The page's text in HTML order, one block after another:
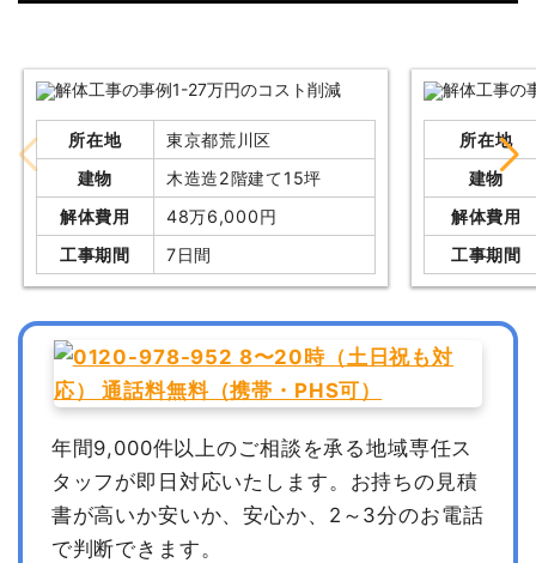
所在地
東京都荒川区
建物
木造造2階建て15坪
解体費用
48万6,000円
工事期間
7日間
所在地
建物
解体費用
工事期間
年間9,000件以上のご相談を承る地域専任ス
タッフが即日対応いたします。 お持ちの見積
書が高いか安いか、安心か、2～3分のお電話
で判断できます。